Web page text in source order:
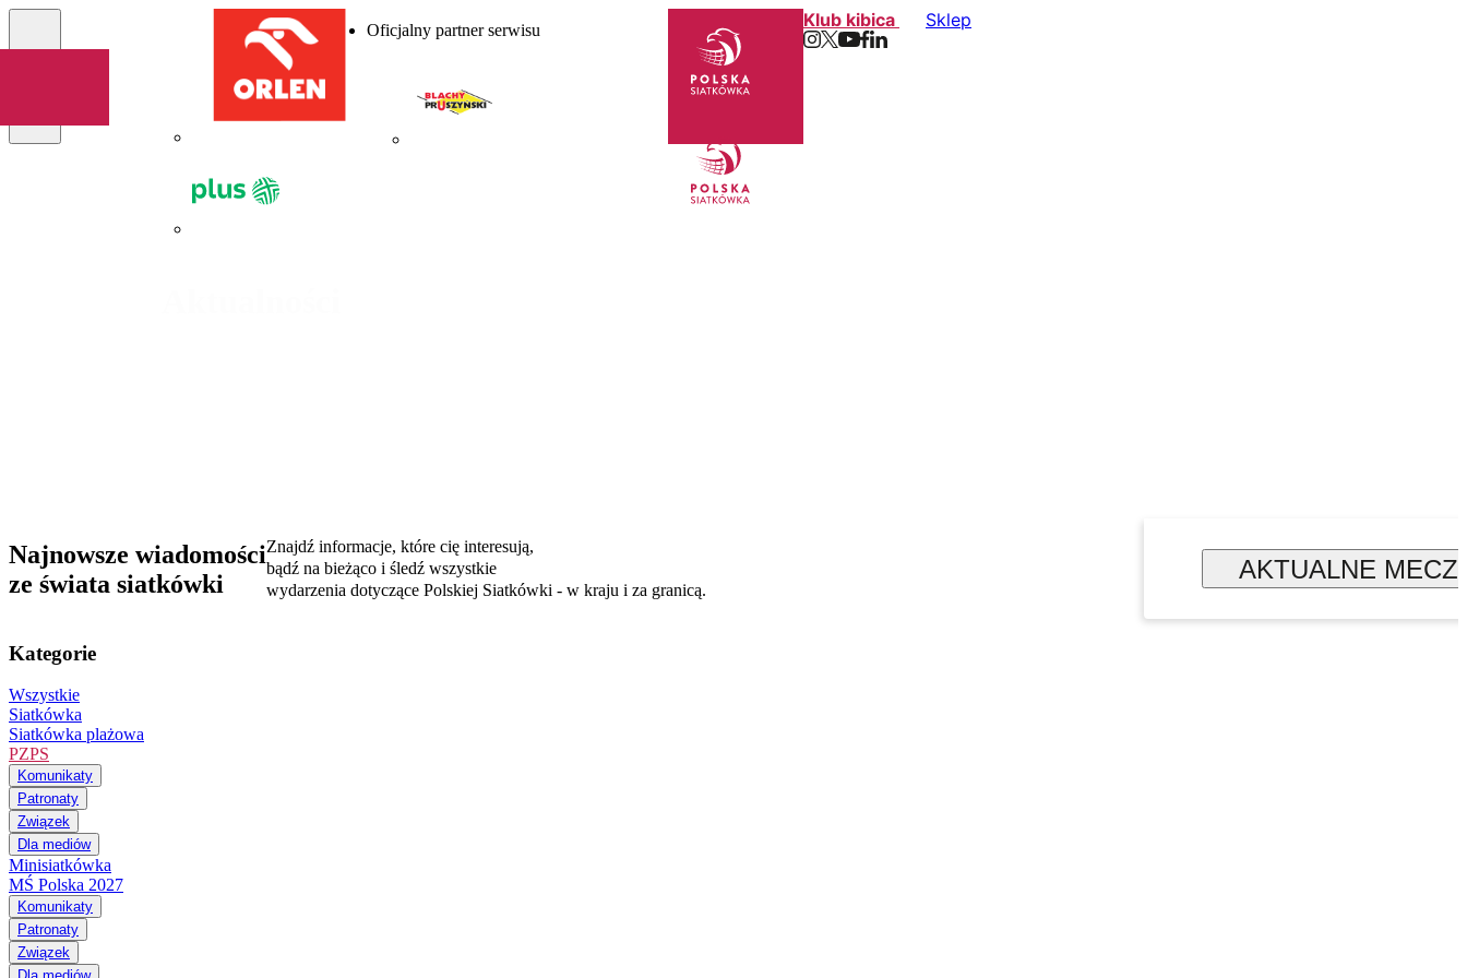
Oficjalny partner serwisu Klub kibica Sklep
AKTUALNE
Najnowsze wiadomości
ze świata siatkówki
Znajdź informacje, które cię interesują,
bądź na bieżąco i śledź wszystkie
wydarzenia dotyczące Polskiej Siatkówki - w kraju i za granicą.
Kategorie
Wszystkie
Siatkówka
Siatkówka plażowa
PZPS
Komunikaty
Patronaty
Związek
Dla mediów
Minisiatkówka
MŚ Polska 2027
Komunikaty
Patronaty
Związek